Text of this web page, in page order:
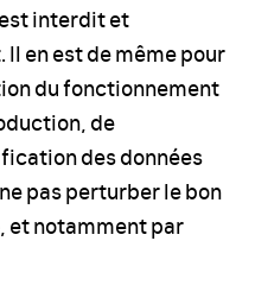
interdit et
en est de même pour
du fonctionnement
de
des données
pas perturber le bon
et notamment par